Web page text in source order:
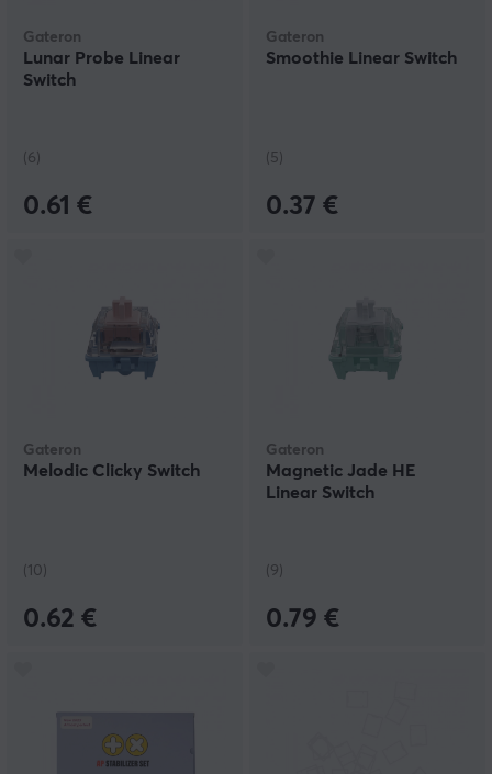
Gateron
Lunar Probe Linear
Switch
(6)
0.61 €
Gateron
Smoothie Linear Switch
(5)
0.37 €
Gateron
Melodic Clicky Switch
(10)
0.62 €
Gateron
Magnetic Jade HE
Linear Switch
(9)
0.79 €